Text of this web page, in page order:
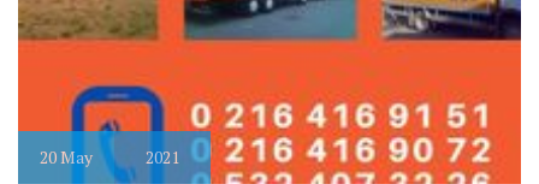
20May 2021